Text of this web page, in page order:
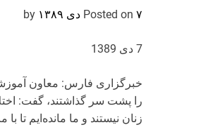
Posted on ۷ دی ۱۳۸۹
7 دی 1389
خبرگزاری فارس: معاون
را پشت سر گذاشتند، گفت:
زنان نیستند و ما مانده‌ایم تا